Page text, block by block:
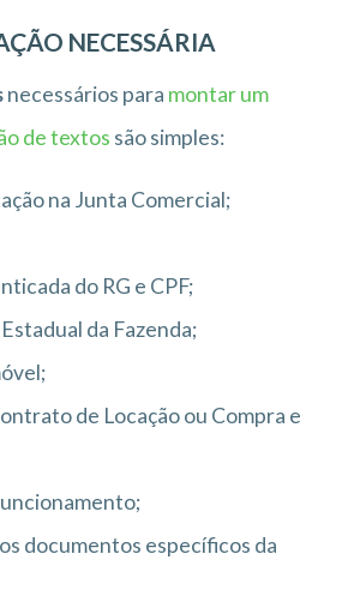
NECESSÁRIA
necessários para montar um
de textos são simples:
na Junta Comercial;
do RG e CPF;
da Fazenda;
de Locação ou Compra e
documentos específicos da